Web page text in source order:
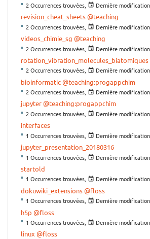
2 Occurrences trouvées, Dernière
revision_cheat_sheets@teaching
2 Occurrences trouvées, Dernière
videos_chimie_sg @teaching
2 Occurrences trouvées, Dernière
rotation_vibration_molecules_biatomiques
2 Occurrences trouvées, Dernière
bioinformatic@teaching:progappchim
2 Occurrences trouvées, Dernière
jupyter@teaching:progappchim
2 Occurrences trouvées, Dernière
interfaces
1 Occurrences trouvées, Dernière
jupyter_presentation_20180316
1 Occurrences trouvées, Dernière
startold
1 Occurrences trouvées, Dernière
dokuwiki_extensions@floss
1 Occurrences trouvées, Dernière
h5p @floss
1 Occurrences trouvées, Dernière
linux @floss